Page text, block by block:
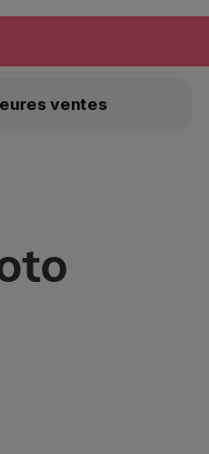
ventes